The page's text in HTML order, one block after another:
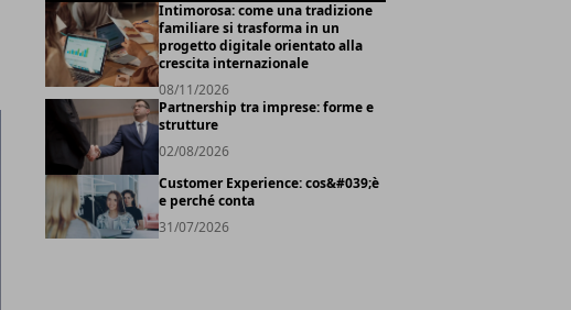
Intimorosa: come una tradizione
familiare si trasforma in un
progetto digitale orientato alla
crescita internazionale
08/11/2026
Partnership tra imprese: forme e
strutture
02/08/2026
Customer Experience: cos&#039;è
e perché conta
31/07/2026